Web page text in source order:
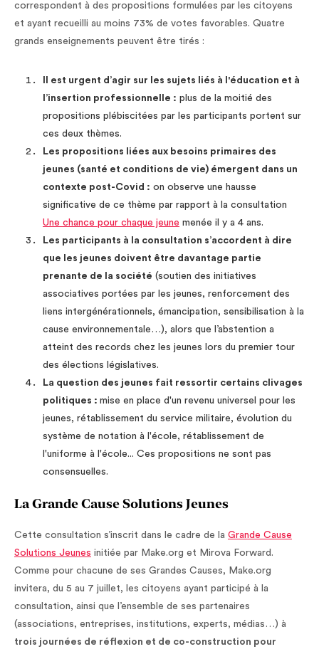
correspondent à des propositions formulées par les citoyens
et ayant recueilli au moins 73% de votes favorables. Quatre
grands enseignements peuvent être tirés :
Il est urgent d’agir sur les sujets liés à l'éducation et à
l’insertion professionnelle : plus de la moitié des
propositions plébiscitées par les participants portent sur
ces deux thèmes.
Les propositions liées aux besoins primaires des
jeunes (santé et conditions de vie) émergent dans un
contexte post-Covid : on observe une hausse
significative de ce thème par rapport à la consultation
Une chance pour chaque jeune menée il y a 4 ans.
Les participants à la consultation s’accordent à dire
que les jeunes doivent être davantage partie
prenante de la société (soutien des initiatives
associatives portées par les jeunes, renforcement des
liens intergénérationnels, émancipation, sensibilisation à la
cause environnementale…), alors que l’abstention a
atteint des records chez les jeunes lors du premier tour
des élections législatives.
La question des jeunes fait ressortir certains clivages
politiques : mise en place d'un revenu universel pour les
jeunes, rétablissement du service militaire, évolution du
système de notation à l'école, rétablissement de
l'uniforme à l'école... Ces propositions ne sont pas
consensuelles.
La Grande Cause Solutions Jeunes
Cette consultation s’inscrit dans le cadre de la Grande Cause
Solutions Jeunes initiée par Make.org et Mirova Forward.
Comme pour chacune de ses Grandes Causes, Make.org
invitera, du 5 au 7 juillet, les citoyens ayant participé à la
consultation, ainsi que l’ensemble de ses partenaires
(associations, entreprises, institutions, experts, médias…) à
trois journées de réflexion et de co-construction pour